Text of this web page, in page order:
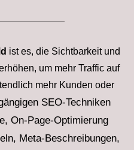
ist es, die Sichtbarkeit und
um mehr Traffic auf
mehr Kunden oder
SEO-Techniken
On-Page-Optimierung
Meta-Beschreibungen,